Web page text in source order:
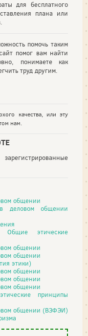
для бесплатного
плана или
помочь таким
помог вам найти
понимаете как
труд другим.
качества, или эту
нам.
общении
деловом общении
Общие этические
общении
общении
этики)
общении
общении
общении
принципы
общении (ВЗФЭИ)